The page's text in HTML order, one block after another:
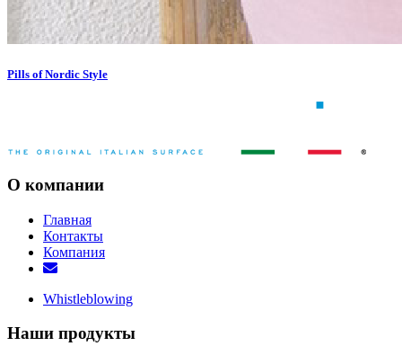
Pills of Nordic Style
О компании
Главная
Контакты
Компания
Whistleblowing
Наши продукты